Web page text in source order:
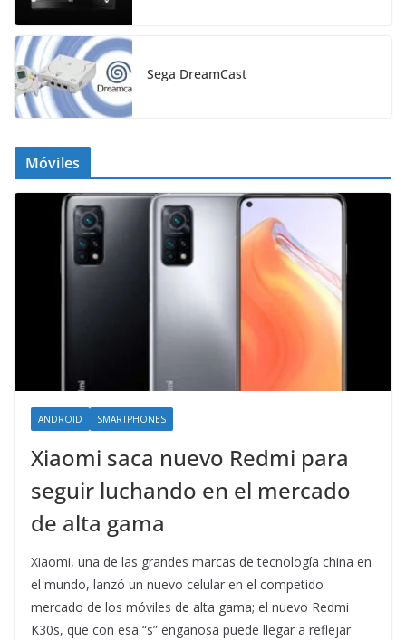
Sega DreamCast
Móviles
ANDROID SMARTPHONES
Xiaomi saca nuevo Redmi para
seguir luchando en el mercado
de alta gama
Xiaomi, una de las grandes marcas de tecnología china en
el mundo, lanzó un nuevo celular en el competido
mercado de los móviles de alta gama; el nuevo Redmi
K30s, que con esa “s” engañosa puede llegar a reflejar